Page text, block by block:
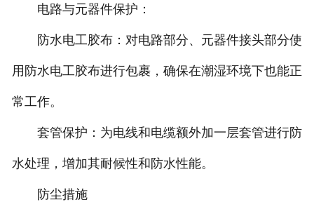
电路与元器件保护：
防水电工胶布：对电路部分、元器件接头部分使
用防水电工胶布进行包裹，确保在潮湿环境下也能正
常工作。
套管保护：为电线和电缆额外加一层套管进行防
水处理，增加其耐候性和防水性能。
防尘措施